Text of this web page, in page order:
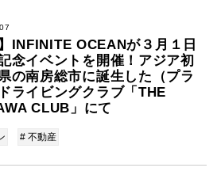
INFINITE OCEANが３月１日
念イベントを開催！アジア初
の南房総市に誕生した（プラ
ライビングクラブ「THE
CLUB」にて
# 不動産